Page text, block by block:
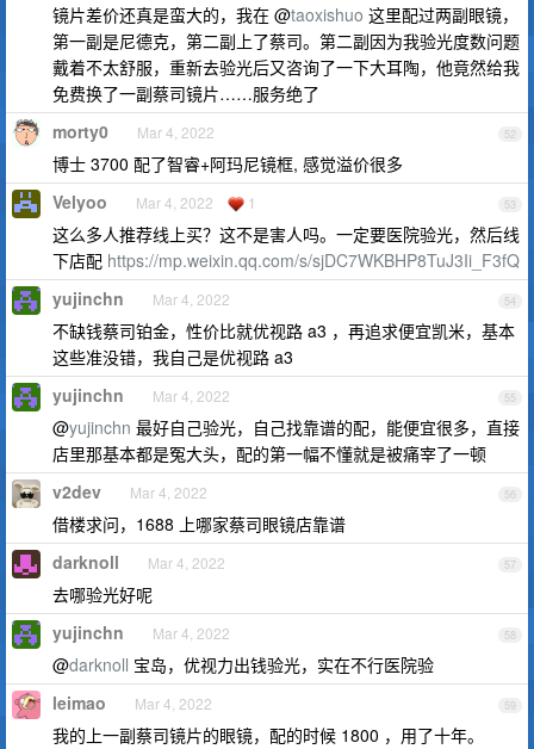
镜片差价还真是蛮大的，我在 @taoxishuo 这里配过两副眼镜，
第一副是尼德克，第二副上了蔡司。第二副因为我验光度数问题
戴着不太舒服，重新去验光后又咨询了一下大耳陶，他竟然给我
免费换了一副蔡司镜片……服务绝了
52
morty0 Mar 4, 2022
博士 3700 配了智睿+阿玛尼镜框, 感觉溢价很多
53
Velyoo Mar 4, 2022 1
这么多人推荐线上买？这不是害人吗。一定要医院验光，然后线
下店配 https://mp.weixin.qq.com/s/sjDC7WKBHP8TuJ3Ii_F3fQ
54
yujinchn Mar 4, 2022
不缺钱蔡司铂金，性价比就优视路 a3 ，再追求便宜凯米，基本
这些准没错，我自己是优视路 a3
55
yujinchn Mar 4, 2022
@yujinchn 最好自己验光，自己找靠谱的配，能便宜很多，直接
店里那基本都是冤大头，配的第一幅不懂就是被痛宰了一顿
56
v2dev Mar 4, 2022
借楼求问，1688 上哪家蔡司眼镜店靠谱
57
darknoll Mar 4, 2022
去哪验光好呢
58
yujinchn Mar 4, 2022
@darknoll 宝岛，优视力出钱验光，实在不行医院验
59
leimao Mar 4, 2022
我的上一副蔡司镜片的眼镜，配的时候 1800 ，用了十年。